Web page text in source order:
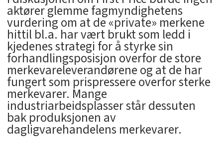
aktører glemme fagmyndighetens
vurdering om at de «private» merkene
hittil bl.a. har vært brukt som ledd i
kjedenes strategi for å styrke sin
forhandlingsposisjon overfor de store
merkevareleverandørene og at de har
fungert som prispressere overfor sterke
merkevarer. Mange
industriarbeidsplasser står dessuten
bak produksjonen av
dagligvarehandelens merkevarer.